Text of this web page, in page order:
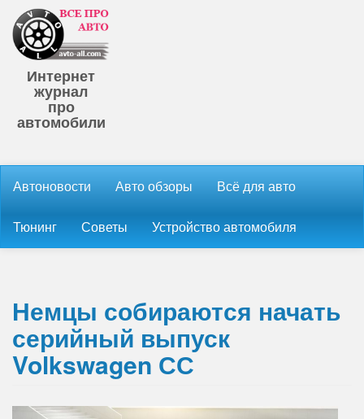
Интернет
журнал
про
автомобили
Автоновости Авто обзоры Всё для авто
Тюнинг Советы Устройство автомобиля
Немцы собираются начать
серийный выпуск
Volkswagen СС